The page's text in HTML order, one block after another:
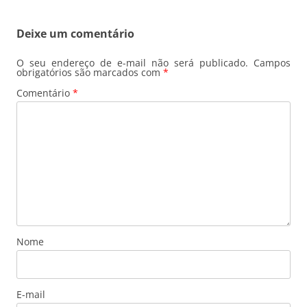
Deixe um comentário
O seu endereço de e-mail não será publicado. Campos
obrigatórios são marcados com *
Comentário *
Nome
E-mail